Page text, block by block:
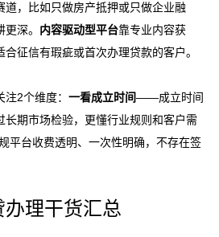
道，比如只做房产抵押或只做企业融
深。 内容驱动型平台靠专业内容获
征信有瑕疵或首次办理贷款的客户。
2个维度： 一看成立时间——成立时间
长期市场检验，更懂行业规则和客户需
台收费透明、一次性明确，不存在签
理干货汇总